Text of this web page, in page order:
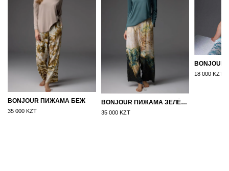
BONJOUR ПИЖАМА БЕЖ
35 000 KZT
BONJOUR ПИЖАМА ЗЕЛЁНЫЙ
35 000 KZT
18 000 KZT